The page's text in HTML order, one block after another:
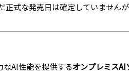
正式な発売日は確定していません
なAI性能を提供するオンプレミス